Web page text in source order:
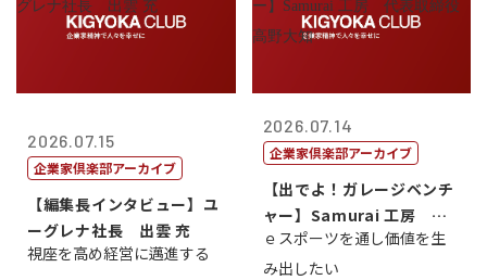
2026.07.15
企業家倶楽部アーカイブ
【編集長インタビュー】ユ
ーグレナ社長 出雲 充
視座を高め経営に邁進する
2026.07.14
企業家倶楽部アーカイブ
【出でよ！ガレージベンチ
ャー】Samurai 工房 代
表取締...
ｅスポーツを通し価値を生
み出したい